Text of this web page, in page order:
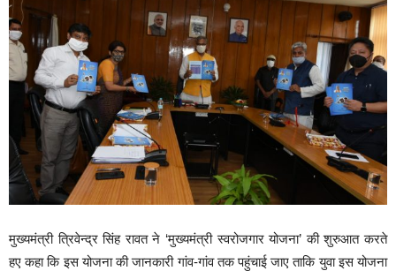
मुख्यमंत्री त्रिवेन्द्र सिंह रावत ने ‘मुख्यमंत्री स्वरोजगार योजना’ की शुरुआत करते
हए कहा कि इस योजना की जानकारी गांव-गांव तक पहुंचाई जाए ताकि युवा इस योजना